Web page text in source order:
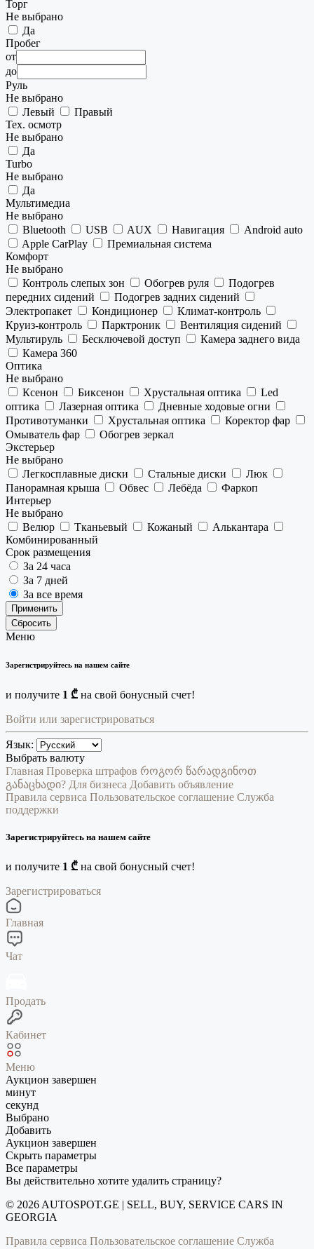
Торг
Не выбрано
Да
Пробег
от
до
Руль
Не выбрано
Левый
Правый
Тех. осмотр
Не выбрано
Да
Turbo
Не выбрано
Да
Мультимедиа
Не выбрано
Bluetooth
USB AUX Навигация
Android auto
Apple CarPlay
Премиальная система
Комфорт
Не выбрано
Контроль слепых зон
Обогрев руля
Подогрев
передних сидений
Подогрев задних сидений
Электропакет
Кондиционер
Климат-контроль
Круиз-контроль
Парктроник
Вентиляция сидений
Мультируль
Бесключевой доступ
Камера заднего вида
Камера 360
Оптика
Не выбрано
Ксенон
Биксенон Хрустальная оптика
Led
оптика
Лазерная оптика
Дневные ходовые огни
Противотуманки
Хрустальная оптика
Коректор фар
Омыватель фар
Обогрев зеркал
Экстерьер
Не выбрано
Легкосплавные диски
Стальные диски
Люк
Панорамная крыша
Обвес Лебёда
Фаркоп
Интерьер
Не выбрано
Велюр
Тканьевый Кожаный
Алькантара
Комбинированный
Срок размещения
За 24 часа
За 7 дней
За все время
Применить
Сбросить
Меню
Зарегистрируйтесь на нашем сайте
и получите 1 ₾ на свой бонусный счет!
Войти или зарегистрироваться
Язык:
Выбрать валюту
Главная Проверка штрафов როგორ წარადგინოთ
განაცხადი? Для бизнеса Добавить объявление
Правила сервиса Пользовательское соглашение Служба
поддержки
Зарегистрируйтесь на нашем сайте
и получите 1 ₾ на свой бонусный счет!
Зарегистрироваться
Главная
Чат
Продать
Кабинет
Меню
Аукцион завершен
минут
секунд
Выбрано
Добавить
Аукцион завершен
Скрыть параметры
Все параметры
Вы действительно хотите удалить страницу?
© 2026 AUTOSPOT.GE | SELL, BUY, SERVICE CARS IN
GEORGIA
Правила сервиса Пользовательское соглашение Служба